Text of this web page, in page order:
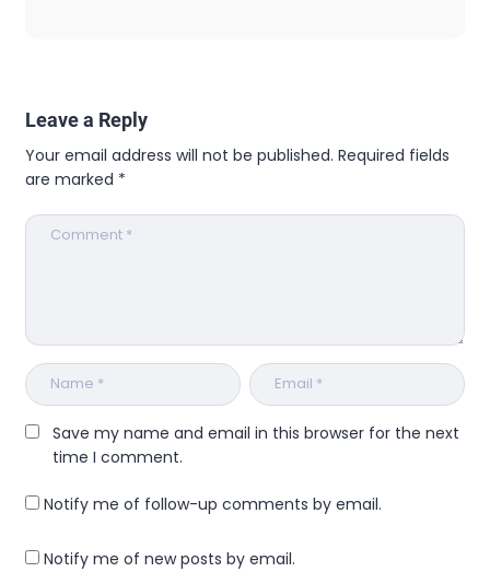
Leave a Reply
Your email address will not be published. Required fields
are marked *
Save my name and email in this browser for the next
time I comment.
Notify me of follow-up comments by email.
Notify me of new posts by email.